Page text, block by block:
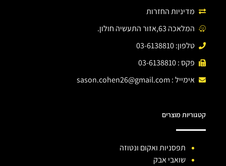
מדיניות החזרות
המלאכה 63,אזור התעשיה חולון.
טלפון: 03-6138810
פקס : 03-6138810
אימייל : sason.cohen26@gmail.com
קטגוריות מוצרים
תפסניות ואקום ונטוזה
שואבי אבק